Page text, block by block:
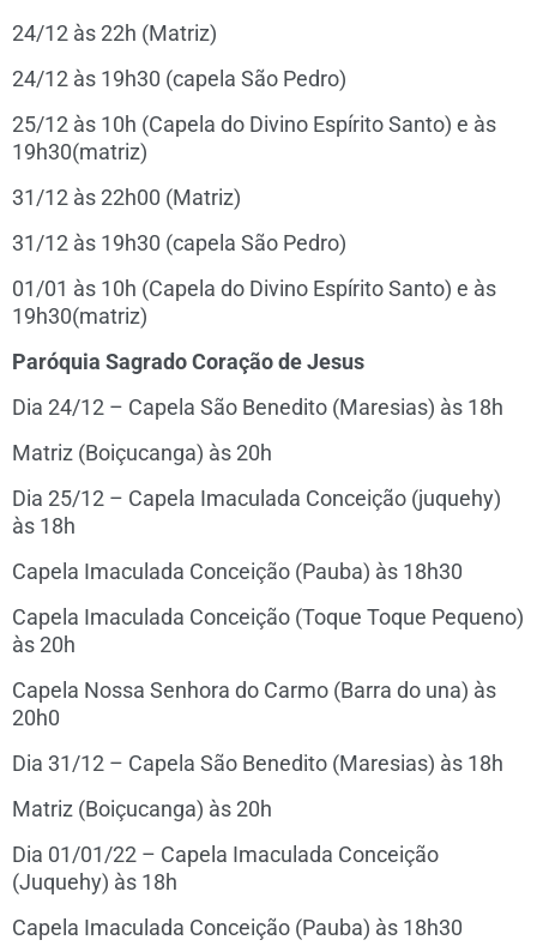
24/12 às 22h (Matriz)
24/12 às 19h30 (capela São Pedro)
25/12 às 10h (Capela do Divino Espírito Santo) e às
19h30(matriz)
31/12 às 22h00 (Matriz)
31/12 às 19h30 (capela São Pedro)
01/01 às 10h (Capela do Divino Espírito Santo) e às
19h30(matriz)
Paróquia Sagrado Coração de Jesus
Dia 24/12 – Capela São Benedito (Maresias) às 18h
Matriz (Boiçucanga) às 20h
Dia 25/12 – Capela Imaculada Conceição (juquehy)
às 18h
Capela Imaculada Conceição (Pauba) às 18h30
Capela Imaculada Conceição (Toque Toque Pequeno)
às 20h
Capela Nossa Senhora do Carmo (Barra do una) às
20h0
Dia 31/12 – Capela São Benedito (Maresias) às 18h
Matriz (Boiçucanga) às 20h
Dia 01/01/22 – Capela Imaculada Conceição
(Juquehy) às 18h
Capela Imaculada Conceição (Pauba) às 18h30